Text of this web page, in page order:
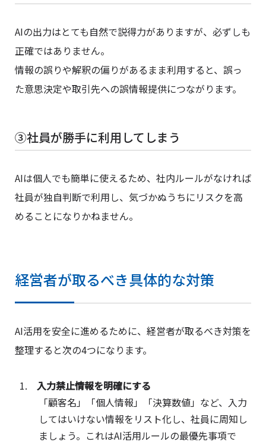
AIの出力はとても自然で説得力がありますが、必ずしも
正確ではありません。
情報の誤りや解釈の偏りがあるまま利用すると、誤っ
た意思決定や取引先への誤情報提供につながります。
③社員が勝手に利用してしまう
AIは個人でも簡単に使えるため、社内ルールがなければ
社員が独自判断で利用し、気づかぬうちにリスクを高
めることになりかねません。
経営者が取るべき具体的な対策
AI活用を安全に進めるために、経営者が取るべき対策を
整理すると次の4つになります。
入力禁止情報を明確にする
「顧客名」「個人情報」「決算数値」など、入力
してはいけない情報をリスト化し、社員に周知し
ましょう。これはAI活用ルールの最優先事項で